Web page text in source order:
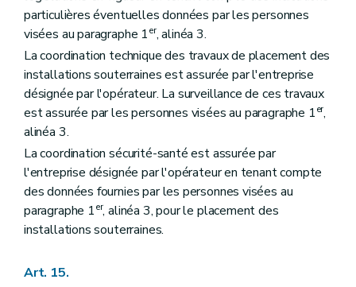
particulières éventuelles données par les personnes
visées au paragraphe 1er, alinéa 3.
La coordination technique des travaux de placement des
installations souterraines est assurée par l'entreprise
désignée par l'opérateur. La surveillance de ces travaux
est assurée par les personnes visées au paragraphe 1er,
alinéa 3.
La coordination sécurité-santé est assurée par
l'entreprise désignée par l'opérateur en tenant compte
des données fournies par les personnes visées au
paragraphe 1er, alinéa 3, pour le placement des
installations souterraines.
Art. 15.